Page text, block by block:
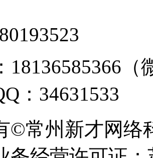
18136585366（
：34631533
©常州新才网络